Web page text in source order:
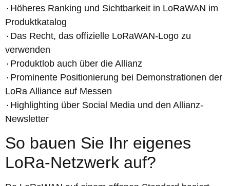
۰Höheres Ranking und Sichtbarkeit in LoRaWAN im
Produktkatalog
۰Das Recht, das offizielle LoRaWAN-Logo zu
verwenden
۰Produktlob auch über die Allianz
۰Prominente Positionierung bei Demonstrationen der
LoRa Alliance auf Messen
۰Highlighting über Social Media und den Allianz-
Newsletter
So bauen Sie Ihr eigenes
LoRa-Netzwerk auf?